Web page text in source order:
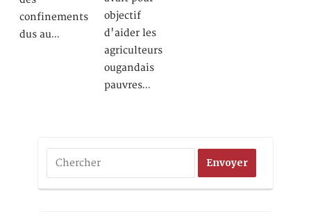
confinements
dus au…
objectif
d'aider les
agriculteurs
ougandais
pauvres…